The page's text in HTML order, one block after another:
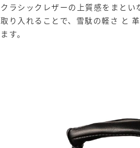
クラシックレザーの上質感をまと
取り入れることで、雪駄の軽さ と
ます。